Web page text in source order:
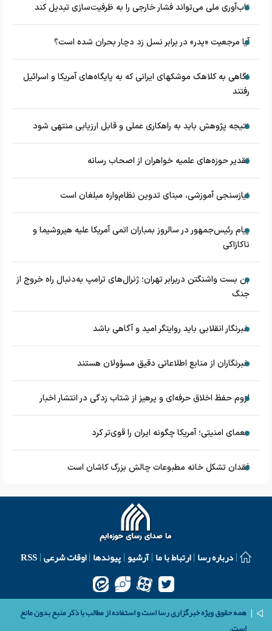
تاب‌آوری ملی می‌تواند فشار خارجی را به ظرفیت‌سازی تبدیل کند
آیا مرجعیت «پدر» در برابر نسل زد دچار بحران شده است؟
نگاهی به کلاهک‎ موشک‎های ایرانی که به پایگاه‌های آمریکا و اسرائیل
رفتند
نتیجه پژوهش باید به راهکاری عملی و قابل ارزیابی منتهی شود
تقدیر حوزه‌های علمیه خواهران از اصحاب رسانه
نیازسنجی آموزشی، مبنای تدوین نظام‌واره مبلغان است
پیام رئیس‌جمهور در سالروز بمباران اتمی آمریکا علیه هیروشیما و
ناکازاکی
بن بست واشنگتن دربرابر تهران؛ ژنرال‌های ترامپ به‌دنبال راه خروج از
جنگ
خبرنگار انقلابی باید روایتگر امید و آگاهی باشد
خبرنگاران از منابع اطلاعاتی دقیق مسؤولان هستند
لزوم حفظ اخلاق حرفه‌ای و پرهیز از شتاب زدگی در انتشار اخبار
معمای امنیتی؛ آمریکا چگونه ایران را قوی‌تر کرد
فقدان تشکل خانه مطبوعات چالش بزرگ کاشان است
درباره رسا ارتباط با ما آرشیو پیوندها اوقات شرعی RSS
همه حقوق ویژه خبرگزاری رسا است و استفاده از مطالب با ذکر منبع بدون مانع